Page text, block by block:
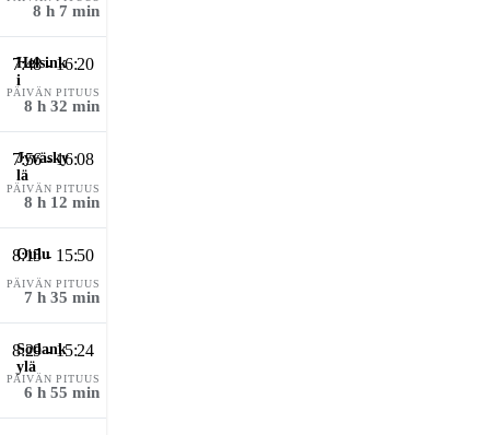
8 h 7 min
7:48 - 16:20
PÄIVÄN PITUUS
8 h 32 min
7:56 - 16:08
PÄIVÄN PITUUS
8 h 12 min
8:15 - 15:50
PÄIVÄN PITUUS
7 h 35 min
8:29 - 15:24
PÄIVÄN PITUUS
6 h 55 min